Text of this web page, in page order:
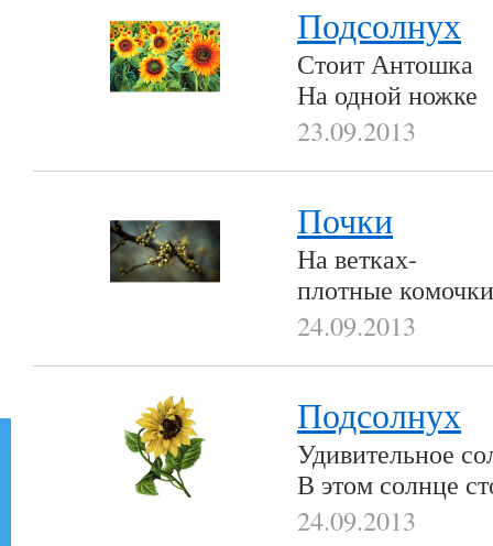
Подсолнух
Стоит Антошка
На одной ножке
23.09.2013
Почки
На ветках-
плотные комочки
24.09.2013
Подсолнух
Удивительное
В этом солнце
24.09.2013